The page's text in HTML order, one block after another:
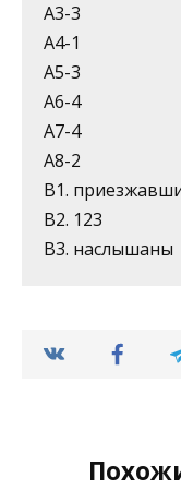
А3-3
А4-1
А5-3
А6-4
А7-4
А8-2
В1.
В2. 123
В3. наслышаны